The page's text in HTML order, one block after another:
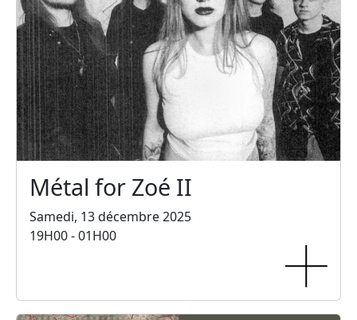
Métal for Zoé II
Samedi, 13 décembre 2025
19H00 - 01H00